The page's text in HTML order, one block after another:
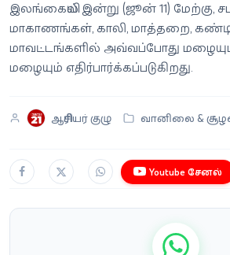
இலங்கையில் இன்று (ஜூன் 11) மேற்கு,
மாகாணங்கள், காலி, மாத்தறை, கண்டி,
மாவட்டங்களில் அவ்வப்போது மழையும்
மழையும் எதிர்பார்க்கப்படுகிறது.
ஆசிரியர் குழு வானிலை &
Youtube சேனல்